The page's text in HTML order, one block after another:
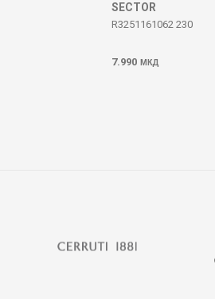
SECTOR
R3251161062 230
7.990 МКД